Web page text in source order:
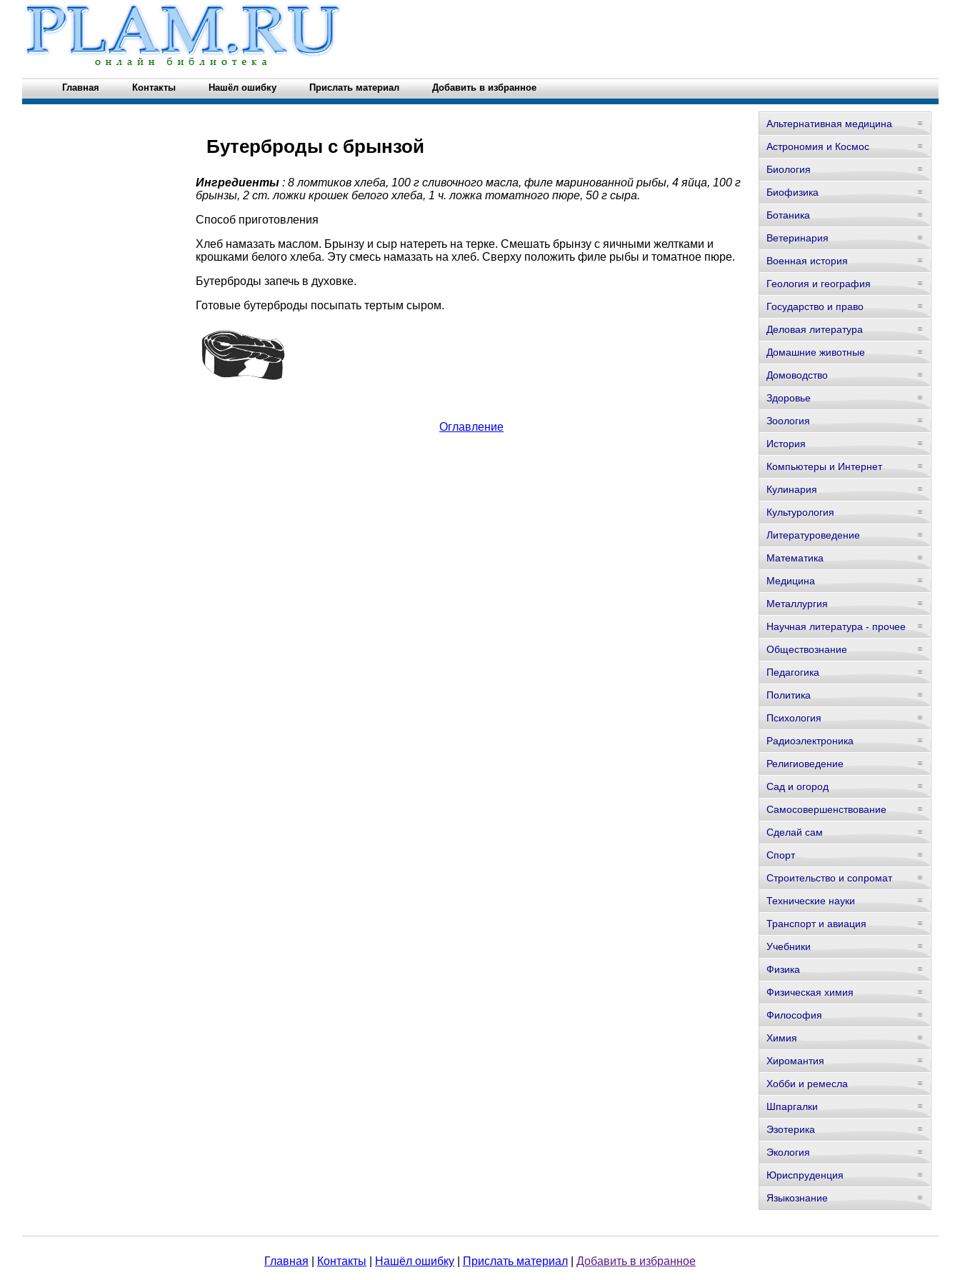
Главная Контакты Нашёл ошибку Прислать материал Добавить в избранное
Бутерброды с брынзой
Ингредиенты : 8 ломтиков хлеба, 100 г сливочного масла, филе маринованной рыбы, 4 яйца, 100 г
брынзы, 2 ст. ложки крошек белого хлеба, 1 ч. ложка томатного пюре, 50 г сыра.
Способ приготовления
Хлеб намазать маслом. Брынзу и сыр натереть на терке. Смешать брынзу с яичными желтками и
крошками белого хлеба. Эту смесь намазать на хлеб. Сверху положить филе рыбы и томатное пюре.
Бутерброды запечь в духовке.
Готовые бутерброды посыпать тертым сыром.
Оглавление
Альтернативная медицина
Астрономия и Космос
Биология
Биофизика
Ботаника
Ветеринария
Военная история
Геология и география
Государство и право
Деловая литература
Домашние животные
Домоводство
Здоровье
Зоология
История
Компьютеры и Интернет
Кулинария
Культурология
Литературоведение
Математика
Медицина
Металлургия
Научная литература - прочее
Обществознание
Педагогика
Политика
Психология
Радиоэлектроника
Религиоведение
Сад и огород
Самосовершенствование
Сделай сам
Спорт
Строительство и сопромат
Технические науки
Транспорт и авиация
Учебники
Физика
Физическая химия
Философия
Химия
Хиромантия
Хобби и ремесла
Шпаргалки
Эзотерика
Экология
Юриспруденция
Языкознание
Главная Контакты Нашёл ошибку Прислать материал Добавить в избранное